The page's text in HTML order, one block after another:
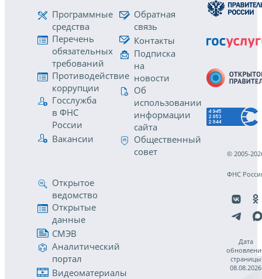
Программные
средства
Перечень
обязательных
требований
Противодействие
коррупции
Госслужба
в ФНС
России
Вакансии
Обратная
связь
Контакты
Подписка
на
новости
Об
использовании
информации
сайта
Общественный
совет
Открытое
ведомство
Открытые
данные
СМЭВ
Аналитический
портал
Видеоматериалы
© 2005-
ФНС
Дата
страницы
08.08.2026